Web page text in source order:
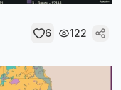
6 122